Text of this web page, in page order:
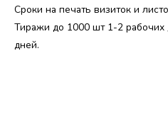
Сроки на печать визиток и
Тиражи до 1000 шт 1-2 рабочих
дней.